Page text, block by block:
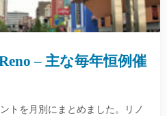
– 主な毎年恒例催
トを月別にまとめました。リノ